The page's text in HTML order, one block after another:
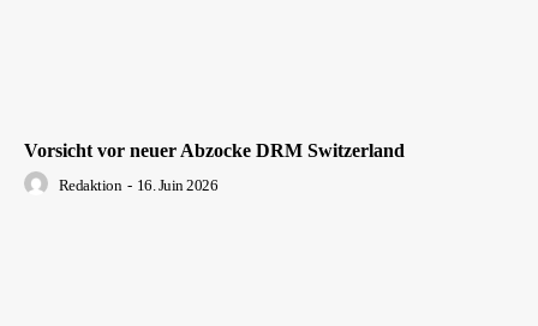
Vorsicht vor neuer Abzocke DRM Switzerland
Redaktion - 16. Juin 2026